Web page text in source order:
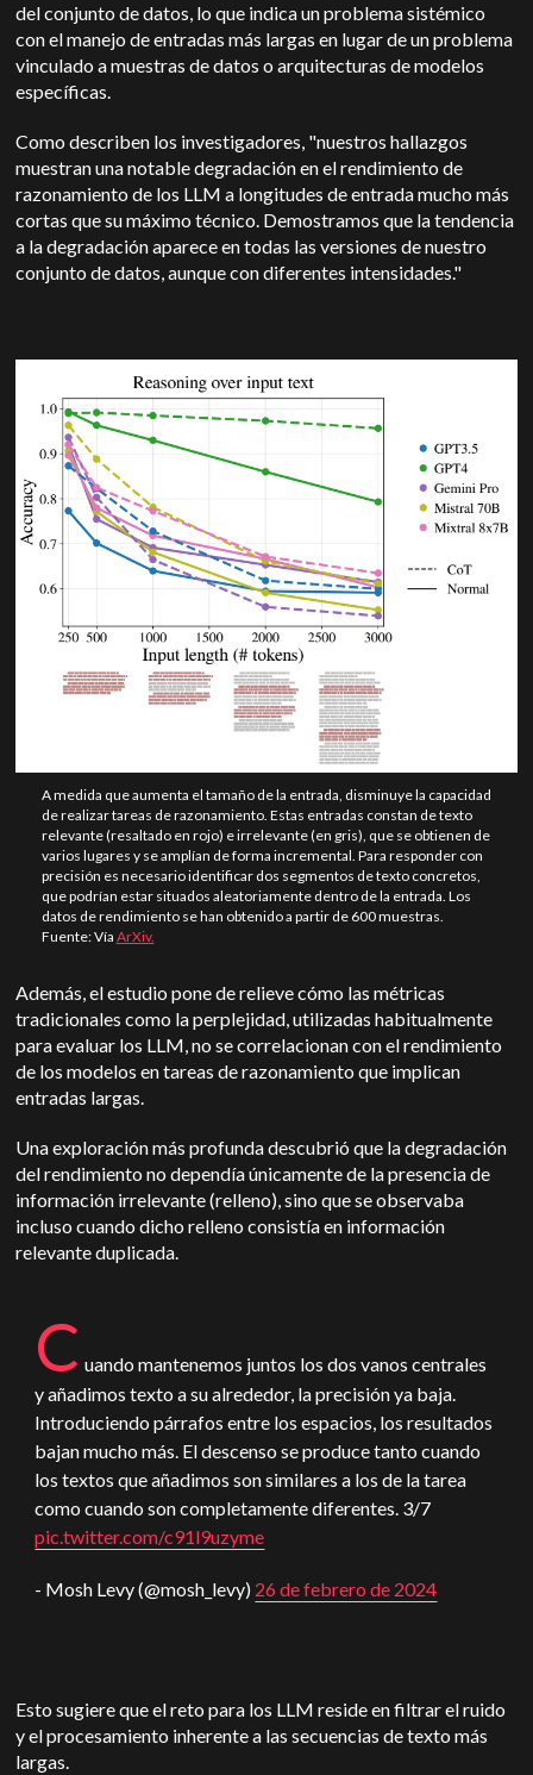
del conjunto de datos, lo que indica un problema sistémico
con el manejo de entradas más largas en lugar de un problema
vinculado a muestras de datos o arquitecturas de modelos
específicas.
Como describen los investigadores, "nuestros hallazgos
muestran una notable degradación en el rendimiento de
razonamiento de los LLM a longitudes de entrada mucho más
cortas que su máximo técnico. Demostramos que la tendencia
a la degradación aparece en todas las versiones de nuestro
conjunto de datos, aunque con diferentes intensidades."
A medida que aumenta el tamaño de la entrada, disminuye la capacidad
de realizar tareas de razonamiento. Estas entradas constan de texto
relevante (resaltado en rojo) e irrelevante (en gris), que se obtienen de
varios lugares y se amplían de forma incremental. Para responder con
precisión es necesario identificar dos segmentos de texto concretos,
que podrían estar situados aleatoriamente dentro de la entrada. Los
datos de rendimiento se han obtenido a partir de 600 muestras.
Fuente: Vía ArXiv.
Además, el estudio pone de relieve cómo las métricas
tradicionales como la perplejidad, utilizadas habitualmente
para evaluar los LLM, no se correlacionan con el rendimiento
de los modelos en tareas de razonamiento que implican
entradas largas.
Una exploración más profunda descubrió que la degradación
del rendimiento no dependía únicamente de la presencia de
información irrelevante (relleno), sino que se observaba
incluso cuando dicho relleno consistía en información
relevante duplicada.
C uando mantenemos juntos los dos vanos centrales
y añadimos texto a su alrededor, la precisión ya baja.
Introduciendo párrafos entre los espacios, los resultados
bajan mucho más. El descenso se produce tanto cuando
los textos que añadimos son similares a los de la tarea
como cuando son completamente diferentes. 3/7
pic.twitter.com/c91l9uzyme
- Mosh Levy (@mosh_levy) 26 de febrero de 2024
Esto sugiere que el reto para los LLM reside en filtrar el ruido
y el procesamiento inherente a las secuencias de texto más
largas.